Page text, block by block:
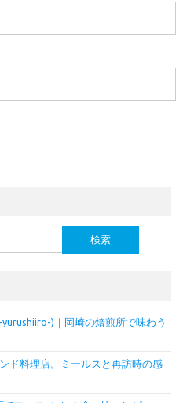
)｜岡崎の焙煎所で味わう
ド料理店。ミールスと再訪時の感